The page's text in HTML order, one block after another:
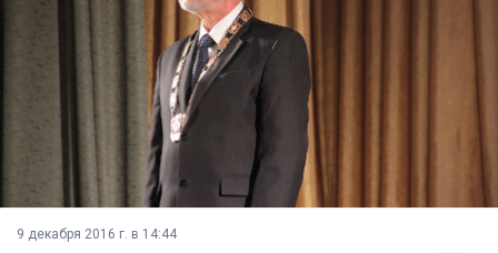
9 декабря 2016 г. в 14:44